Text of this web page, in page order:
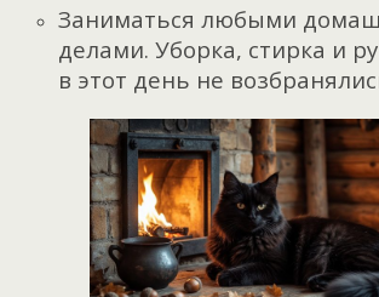
Заниматься любыми
делами. Уборка, стирка и
в этот день не